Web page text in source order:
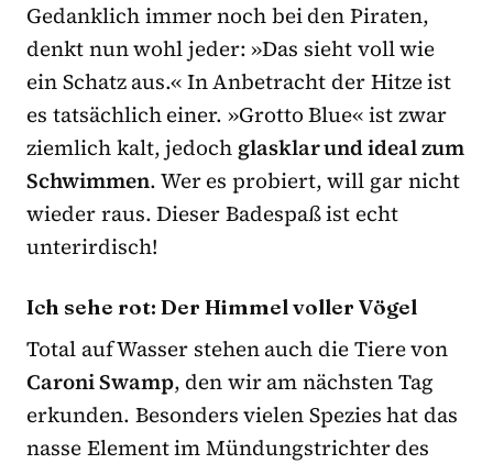
Gedanklich immer noch bei den Piraten,
denkt nun wohl jeder: »Das sieht voll wie
ein Schatz aus.« In Anbetracht der Hitze ist
es tatsächlich einer. »Grotto Blue« ist zwar
ziemlich kalt, jedoch glasklar und ideal zum
Schwimmen. Wer es probiert, will gar nicht
wieder raus. Dieser Badespaß ist echt
unterirdisch!
Ich sehe rot: Der Himmel voller Vögel
Total auf Wasser stehen auch die Tiere von
Caroni Swamp, den wir am nächsten Tag
erkunden. Besonders vielen Spezies hat das
nasse Element im Mündungstrichter des